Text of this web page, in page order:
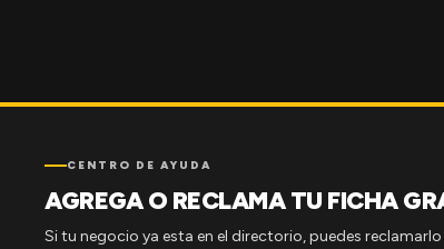
CENTRO DE AYUDA
AGREGA O RECLAMA TU FICHA
Si tu negocio ya esta en el directorio, puedes